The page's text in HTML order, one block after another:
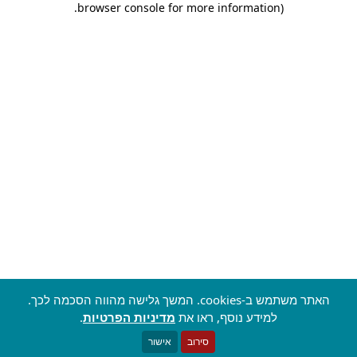
browser console for more information)
.
האתר משתמש ב-cookies. המשך גלישה מהווה הסכמה לכך.
למידע נוסף, ראו את מדיניות הפרטיות.
סירוב אישור